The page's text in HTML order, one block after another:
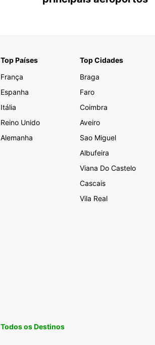
Top Países
França
Espanha
Itália
Reino Unido
Alemanha
Top Cidades
Braga
Faro
Coimbra
Aveiro
Sao Miguel
Albufeira
Viana Do Castelo
Cascais
Vila Real
Todos os Destinos